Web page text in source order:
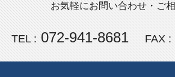
お気軽にお問い合わせ・ご
TEL : 072-941-8681 FAX :